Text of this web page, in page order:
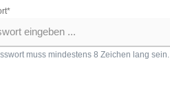
muss mindestens 8 Zeichen lang sein.